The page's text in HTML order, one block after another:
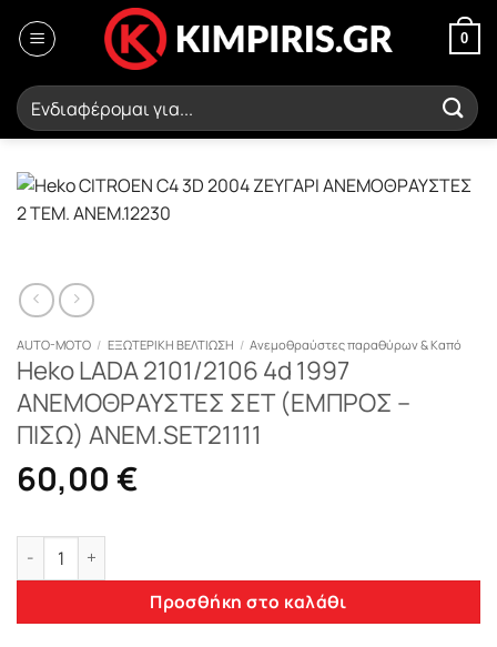
στο
0
Αναζήτηση
για:
AUTO-MOTO / ΕΞΩΤΕΡΙΚΗ ΒΕΛΤΙΩΣΗ / Ανεμοθραύστες παραθύρων & Καπό
Heko LADA 2101/2106 4d 1997
ΑΝΕΜΟΘΡΑΥΣΤΕΣ ΣΕΤ (ΕΜΠΡΟΣ –
ΠΙΣΩ) ΑΝΕΜ.SET21111
60,00 €
Heko LADA 2101/2106 4d 1997 ΑΝΕΜΟΘΡΑΥΣΤΕΣ ΣΕΤ (ΕΜΠΡΟΣ
Προσθήκη στο καλάθι